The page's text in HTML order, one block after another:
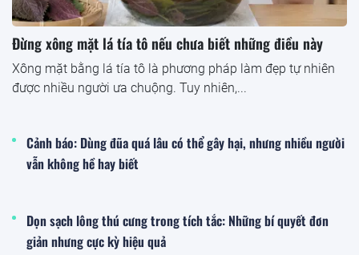
Đừng xông mặt lá tía tô nếu chưa biết những điều này
Xông mặt bằng lá tía tô là phương pháp làm đẹp tự nhiên
được nhiều người ưa chuộng. Tuy nhiên,...
Cảnh báo: Dùng đũa quá lâu có thể gây hại, nhưng nhiều người
vẫn không hề hay biết
Dọn sạch lông thú cưng trong tích tắc: Những bí quyết đơn
giản nhưng cực kỳ hiệu quả